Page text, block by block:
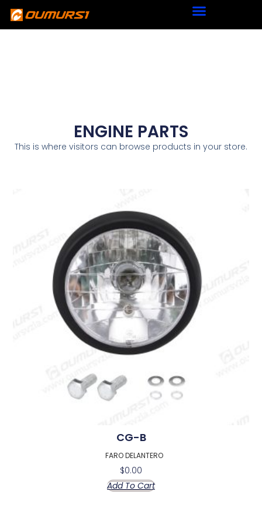
ENGINE PARTS
This is where visitors can browse products in your store.
CG-B
FARO DELANTERO
$0.00
Add To Cart